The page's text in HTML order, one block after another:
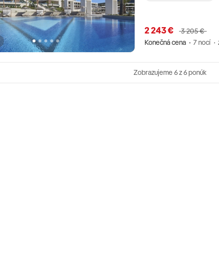
2 243 €
3 205 €
Konečná cena
7 nocí
Zobrazujeme 6z 6 ponúk